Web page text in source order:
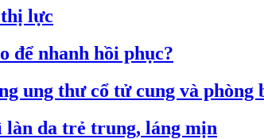
lực
để nhanh hồi phục?
ung thư cổ tử cung và phòng
làn da trẻ trung, láng mịn